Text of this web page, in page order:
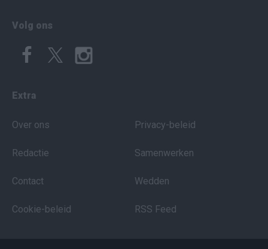
Volg ons
Extra
Over ons
Redactie
Contact
Cookie-beleid
Privacy-beleid
Samenwerken
Wedden
RSS Feed